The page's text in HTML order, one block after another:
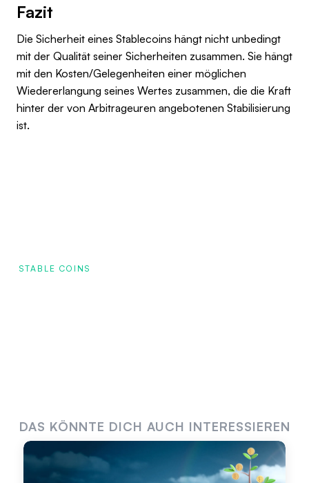
Fazit
Die Sicherheit eines Stablecoins hängt nicht unbedingt
mit der Qualität seiner Sicherheiten zusammen. Sie hängt
mit den Kosten/Gelegenheiten einer möglichen
Wiedererlangung seines Wertes zusammen, die die Kraft
hinter der von Arbitrageuren angebotenen Stabilisierung
ist.
STABLE COINS
DAS KÖNNTE DICH AUCH INTERESSIEREN